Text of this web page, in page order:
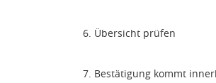
6. Übersicht prüfen
7. Bestätigung kommt